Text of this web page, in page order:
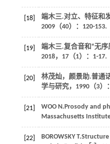
[18]
端木三.对立、特征和
2009（40）：120-153.
[19]
端木三.复合音和“无序
2018，17（1）：1-17.
[20]
林茂灿，颜景助.普通
学与研究，1990（3）
[21]
WOO N.Prosody and
Massachusetts
[22]
BOROWSKY